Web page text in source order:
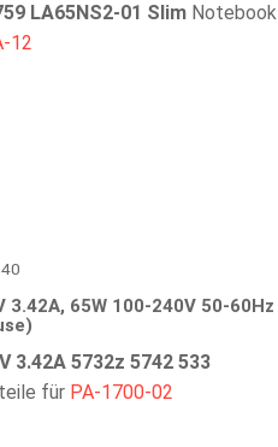
LA65NS2-01 Slim Notebook
12
3.42A, 65W 100-240V 50-60Hz
3.42A 5732z 5742 533
für PA-1700-02